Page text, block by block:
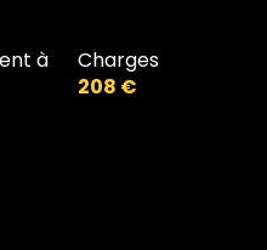
à
Charges
208 €